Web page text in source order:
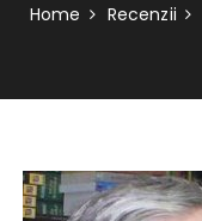
Home Recenzii